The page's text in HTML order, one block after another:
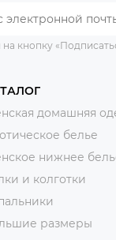
кнопку
домашняя
белье
нижнее
и колготки
размеры